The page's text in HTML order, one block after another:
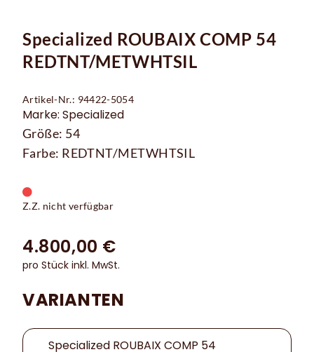
Specialized ROUBAIX COMP 54
REDTNT/METWHTSIL
Artikel-Nr.: 94422-5054
Marke: Specialized
Größe: 54
Farbe: REDTNT/METWHTSIL
Z.Z. nicht verfügbar
4.800,00 €
pro Stück inkl. MwSt.
VARIANTEN
Specialized ROUBAIX COMP 54